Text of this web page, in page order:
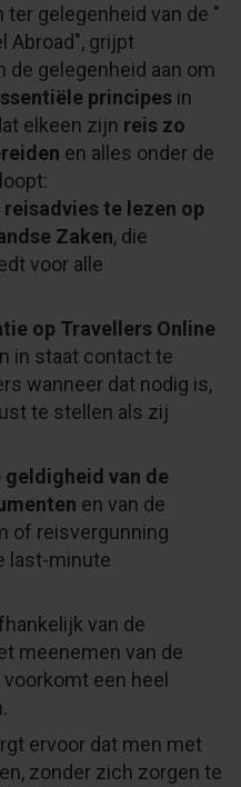
ter gelegenheid van de "
Abroad", grijpt
de gelegenheid aan om
principes in
elkeen zijn reis zo
en alles onder de
reisadvies te lezen op
Zaken, die
voor alle
op Travellers Online
in staat contact te
wanneer dat nodig is,
te stellen als zij
van de
en van de
of reisvergunning
last-minute
van de
meenemen van de
voorkomt een heel
ervoor dat men met
zonder zich zorgen te